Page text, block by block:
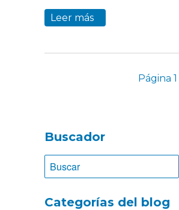
Leer más
Página
Buscador
Categorías del blog